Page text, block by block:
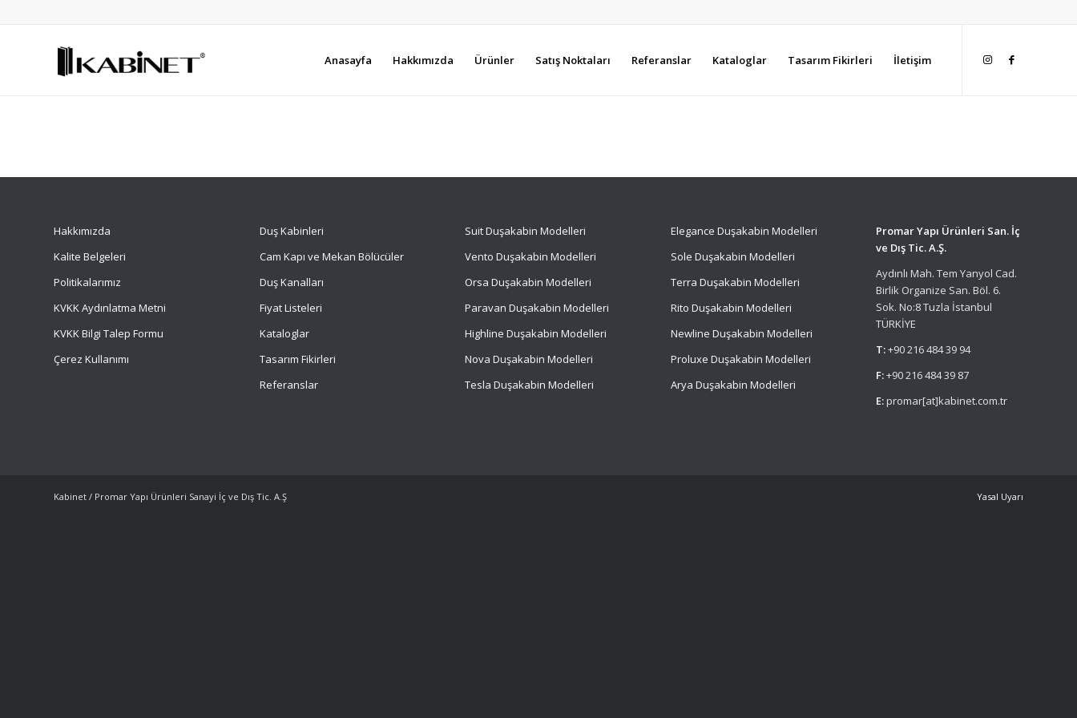
Anasayfa Hakkımızda Ürünler Satış Noktaları Referanslar Kataloglar Tasarım Fikirleri İletişim
Hakkımızda
Kalite Belgeleri
Politikalarımız
KVKK Aydınlatma Metni
KVKK Bilgi Talep Formu
Çerez Kullanımı
Duş Kabinleri
Cam Kapı ve Mekan Bölücüler
Duş Kanalları
Fiyat Listeleri
Kataloglar
Tasarım Fikirleri
Referanslar
SuitDuşakabin Modelleri
Vento Duşakabin Modelleri
Orsa Duşakabin Modelleri
Paravan Duşakabin Modelleri
Highline Duşakabin Modelleri
Nova Duşakabin Modelleri
Tesla Duşakabin Modelleri
Elegance Duşakabin Modelleri
Sole Duşakabin Modelleri
Terra Duşakabin Modelleri
Rito Duşakabin Modelleri
Newline Duşakabin Modelleri
Proluxe Duşakabin Modelleri
Arya Duşakabin Modelleri
Promar Yapı Ürünleri San. İç
ve Dış Tic. A.Ş.
Aydınlı Mah. Tem Yanyol Cad.
Birlik Organize San. Böl. 6.
Sok. No:8 Tuzla İstanbul
TÜRKİYE
T:+90 216 484 39 94
F:+90 216 484 39 87
E:promar[at]kabinet.com.tr
Kabinet / Promar Yapı Ürünleri Sanayi İç ve Dış Tic. A.Ş Yasal Uyarı